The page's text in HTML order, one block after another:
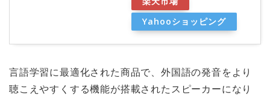
Yahooショッピング
言語学習に最適化された商品で、外国語の発音をより
聴こえやすくする機能が搭載されたスピーカーになり